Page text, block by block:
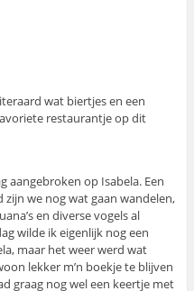
wat biertjes en een
restaurantje op dit
aangebroken op Isabela. Een
we nog wat gaan wandelen,
en diverse vogels al
wilde ik eigenlijk nog een
maar het weer werd wat
lekker m’n boekje te blijven
graag nog wel een keertje met